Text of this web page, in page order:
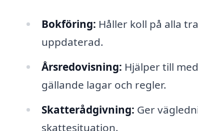
Bokföring: Håller koll på alla
uppdaterad.
Årsredovisning: Hjälper till
gällande lagar och regler.
Skatterådgivning: Ger
skattesituation.